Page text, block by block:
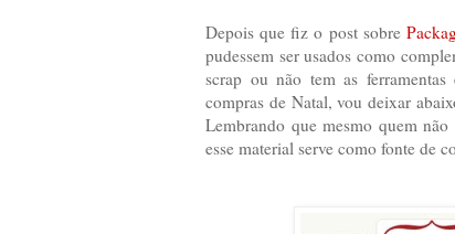
Depois que fiz o post sobre
pudessem ser usados como
scrap ou não tem as
compras de Natal, vou deixar
Lembrando que mesmo quem
esse material serve como fonte de